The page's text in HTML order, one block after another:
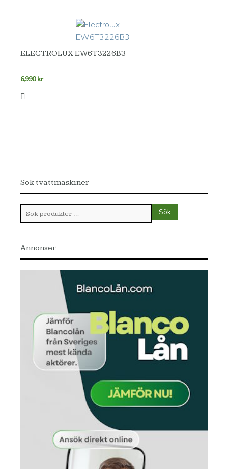
ELECTROLUX EW6T3226B3
6,990kr
Sök tvättmaskiner
Sök
efter:
Sök
Annonser